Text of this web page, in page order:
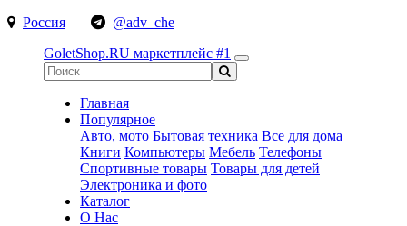
Россия
@adv_che
GoletShop.RU маркетплейс #1
Главная
Популярное
Авто, мото Бытовая техника Все для дома
Книги Компьютеры Мебель Телефоны
Спортивные товары Товары для детей
Электроника и фото
Каталог
О Нас